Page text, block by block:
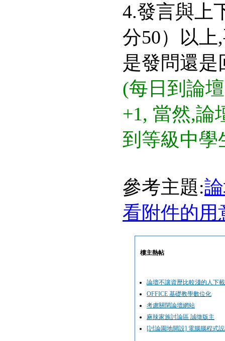
4.發言與上
分50）以
是發問還是
(每日到論
+1, 當然,論
到等級中學
參考主題:
看附件的用
樓主熱帖
論壇不讓資歷比較淺的人下
OFFICE 基礎教學數位化
考慮關閉論壇網站
麻辣家族討論區 誠徵版主
[討論園地開設] 電腦腦程式